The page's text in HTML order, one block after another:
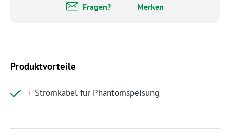
Fragen? Merken
Produktvorteile
+ Stromkabel für Phantomspeisung